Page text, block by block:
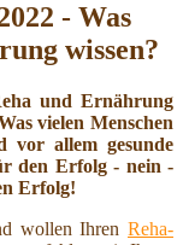
- Was
wissen?
und Ernährung
vielen Menschen
vor allem gesunde
den Erfolg - nein -
Erfolg!
wollen Ihren Reha-